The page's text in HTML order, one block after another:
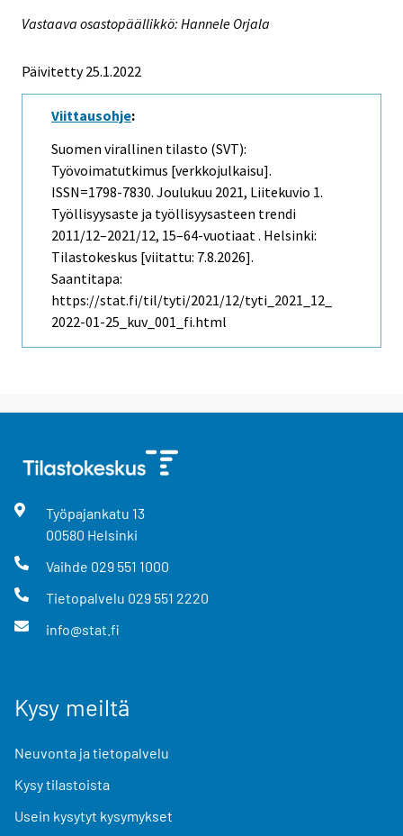
Vastaava osastopäällikkö: Hannele Orjala
Päivitetty 25.1.2022
Viittausohje:
Suomen virallinen tilasto (SVT):
Työvoimatutkimus [verkkojulkaisu].
ISSN=1798-7830. Joulukuu 2021, Liitekuvio 1.
Työllisyysaste ja työllisyysasteen trendi
2011/12–2021/12, 15–64-vuotiaat . Helsinki:
Tilastokeskus [viitattu: 7.8.2026].
Saantitapa:
https://stat.fi/til/tyti/2021/12/tyti_2021_12_
2022-01-25_kuv_001_fi.html
Työpajankatu 13
00580 Helsinki
Vaihde 029 551 1000
Tietopalvelu 029 551 2220
info@stat.fi
Kysy meiltä
Neuvonta ja tietopalvelu
Kysy tilastoista
Usein kysytyt kysymykset